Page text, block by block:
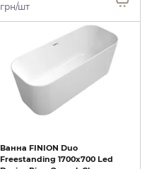
грн/шт
Ванна FINION Duo
Freestanding 1700x700 Led